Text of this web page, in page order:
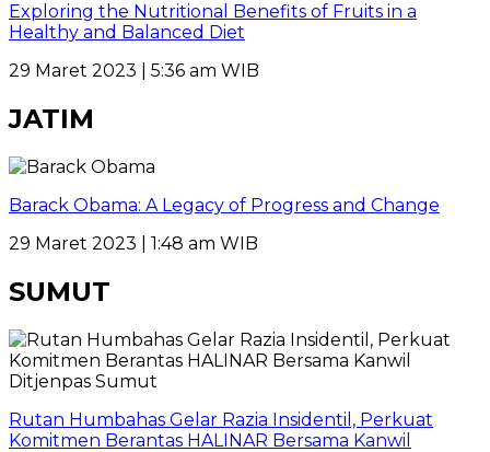
Exploring the Nutritional Benefits of Fruits in a
Healthy and Balanced Diet
29 Maret 2023 | 5:36 am WIB
JATIM
Barack Obama: A Legacy of Progress and Change
29 Maret 2023 | 1:48 am WIB
SUMUT
Rutan Humbahas Gelar Razia Insidentil, Perkuat
Komitmen Berantas HALINAR Bersama Kanwil